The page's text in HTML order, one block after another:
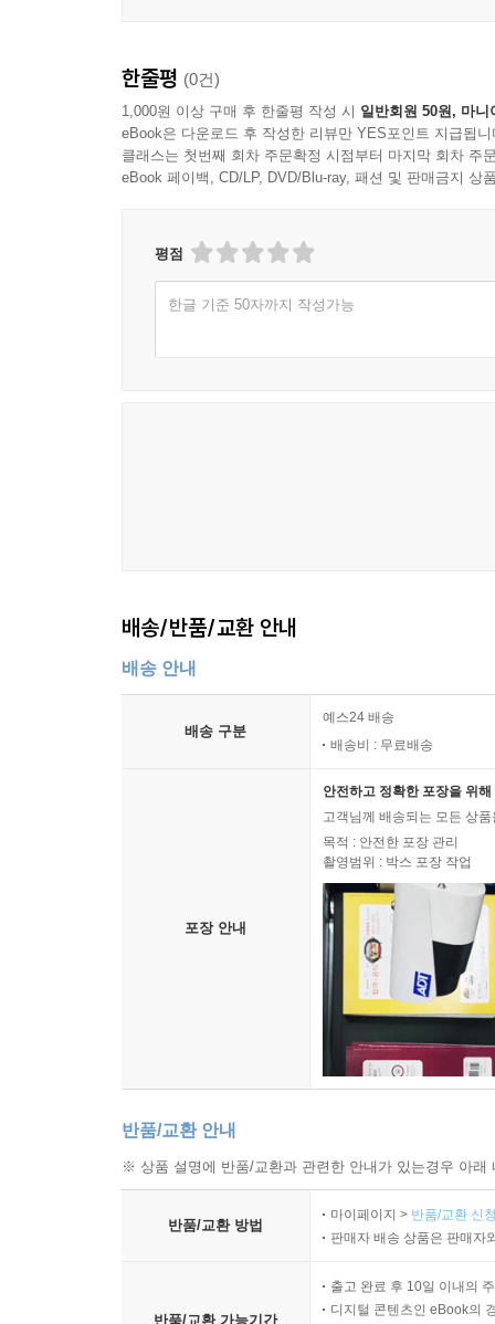
정중하게 묻고, 상대의 감정을 섣불리 예측하지
현명하고 성숙한 소통의 태도다.
“소통에서 가장 중요한 것은 말하지 않는 것을 듣
한줄평 (0건)
1,000원 이상 구매 후 한줄평 작성 시 일반회원 50원, 마니
eBook은 다운로드 후 작성한 리뷰만 YES포인트 지급됩니
클래스는 첫번째 회차 주문확정 시점부터 마지막 회차 주
eBook 페이백, CD/LP, DVD/Blu-ray, 패션 및 판매금지 상
평점
한글 기준 50자까지 작성가능
배송/반품/교환 안내
배송 안내
배송 구분
예스24 배송
배송비 : 무료배송
포장 안내
안전하고 정확한 포장을 위
고객님께 배송되는 모든 상
목적 : 안전한 포장 관리
촬영범위 : 박스 포장 작업
반품/교환 안내
※ 상품 설명에 반품/교환과 관련한 안내가 있는경우 아
반품/교환 방법
마이페이지 > 반품/교환 신
판매자 배송 상품은 판매자
반품/교환 가능기간
출고 완료 후 10일 이내의
디지털 콘텐츠인 eBook의